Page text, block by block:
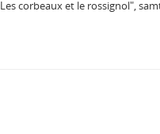
corbeaux et le rossignol",